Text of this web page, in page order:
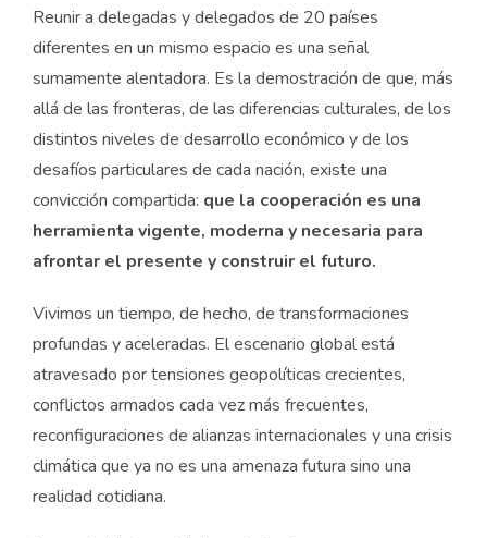
Reunir a delegadas y delegados de 20 países
diferentes en un mismo espacio es una señal
sumamente alentadora. Es la demostración de que, más
allá de las fronteras, de las diferencias culturales, de los
distintos niveles de desarrollo económico y de los
desafíos particulares de cada nación, existe una
convicción compartida: que la cooperación es una
herramienta vigente, moderna y necesaria para
afrontar el presente y construir el futuro.
Vivimos un tiempo, de hecho, de transformaciones
profundas y aceleradas. El escenario global está
atravesado por tensiones geopolíticas crecientes,
conflictos armados cada vez más frecuentes,
reconfiguraciones de alianzas internacionales y una crisis
climática que ya no es una amenaza futura sino una
realidad cotidiana.